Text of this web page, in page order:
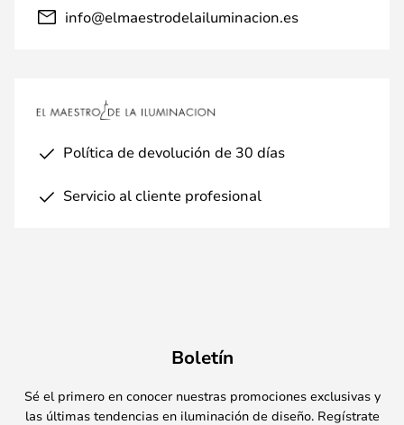
info@elmaestrodelailuminacion.es
Política de devolución de 30 días
Servicio al cliente profesional
Boletín
Sé el primero en conocer nuestras promociones exclusivas y
las últimas tendencias en iluminación de diseño. Regístrate